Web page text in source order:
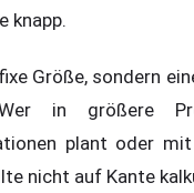
knapp.
Größe, sondern
in größere
plant oder
nicht auf Kante